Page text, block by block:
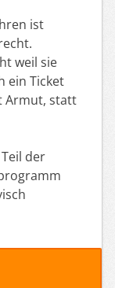
ist
weil sie
ein Ticket
Armut, statt
der